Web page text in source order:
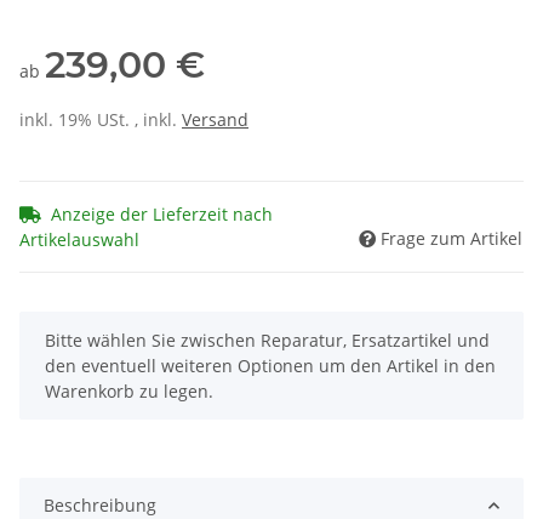
ab 239,00 €
inkl. 19% USt. , inkl. Versand
Anzeige der Lieferzeit nach
Artikelauswahl
Frage zum Artikel
x
Bitte wählen Sie zwischen Reparatur, Ersatzartikel und
den eventuell weiteren Optionen um den Artikel in den
Warenkorb zu legen.
Beschreibung